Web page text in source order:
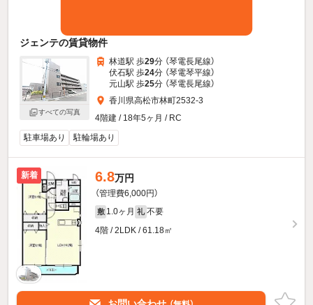
ジェンテの賃貸物件
すべての写真
林道駅 歩29分 （琴電長尾線）
伏石駅 歩24分 （琴電琴平線）
元山駅 歩25分 （琴電長尾線）
香川県高松市林町2532-3
4階建 / 18年5ヶ月 / RC
駐車場あり
駐輪場あり
新着 6.8万円
（管理費6,000円）
敷 1.0ヶ月 礼 不要
4階 / 2LDK / 61.18㎡